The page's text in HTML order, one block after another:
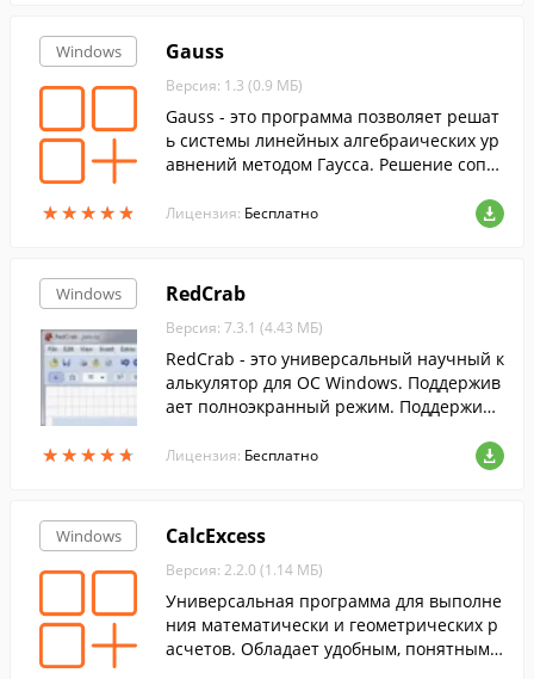
Windows
★★★★★
★★★★★
Gauss
Версия: 1.3 (0.9 МБ)
Gauss - это программа позволяет решат
ь системы линейных алгебраических ур
авнений методом Гаусса. Решение сопр
Лицензия: Бесплатно
Windows
★★★★★
★★★★★
RedCrab
Версия: 7.3.1 (4.43 МБ)
RedCrab - это универсальный научный к
алькулятор для ОС Windows. Поддержив
ает полноэкранный режим. Поддержива
нять как простые математические опер
ации, так и решать сложные уравнения.
Лицензия: Бесплатно
Windows CalcExcess
Версия: 2.2.0 (1.14 МБ)
Универсальная программа для выполне
ния математически и геометрических р
асчетов. Обладает удобным, понятным